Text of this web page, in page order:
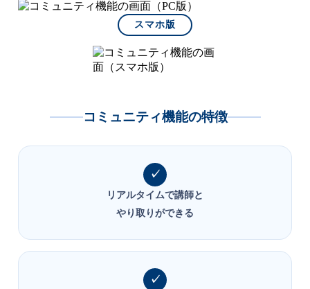
スマホ版
コミュニティ機能の特徴
リアルタイムで講師と
やり取りができる